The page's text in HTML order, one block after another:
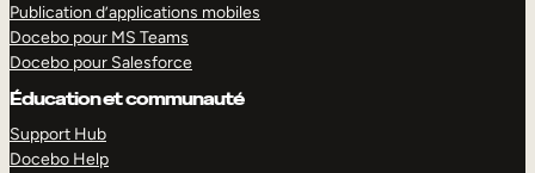
Publication d’applications mobiles
Docebo pour MS Teams
Docebo pour Salesforce
Éducation et communauté
Support Hub
Docebo Help